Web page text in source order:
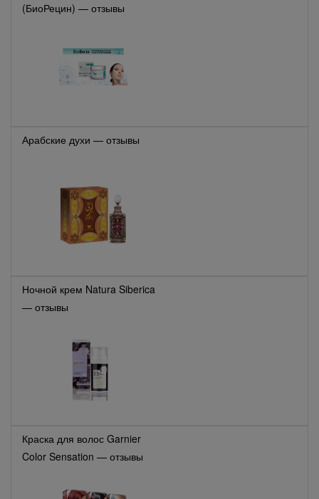
(БиоРецин) — отзывы
Арабские духи — отзывы
Ночной крем Natura Siberica
— отзывы
Краска для волос Garnier
Color Sensation — отзывы